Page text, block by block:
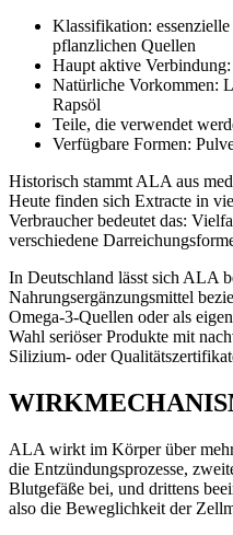
Klassifikation:
pflanzlichen Quellen
Haupt aktive
Natürliche Vorkommen:
Rapsöl
Teile, die verwendet
Verfügbare Formen:
Historisch stammt ALA aus
Heute finden sich Extracte in
Verbraucher bedeutet das:
verschiedene
In Deutschland lässt sich ALA
Nahrungsergänzungsmittel
Omega-3-Quellen oder als
Wahl seriöser Produkte mit
Silizium- oder
ALA wirkt im Körper über
die Entzündungsprozesse,
Blutgefäße bei, und drittens
also die Beweglichkeit der